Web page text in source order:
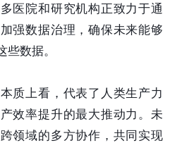
医院和研究机构正致力于通
强数据治理，确保未来能够
数据。
质上看，代表了人类生产力
效率提升的最大推动力。未
领域的多方协作，共同实现